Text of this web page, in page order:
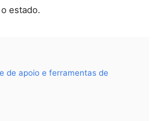
estado.
de apoio e ferramentas de